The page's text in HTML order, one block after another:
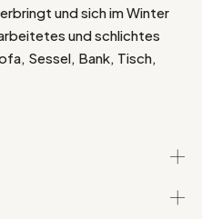
und sich im Winter
und schlichtes
Sessel, Bank, Tisch,
entspricht, 70er Jahre mit